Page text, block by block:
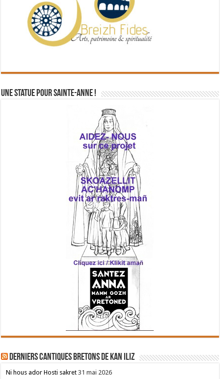
Une statue pour Sainte-Anne !
Derniers cantiques bretons de Kan Iliz
Ni hous ador Hosti sakret 31 mai 2026